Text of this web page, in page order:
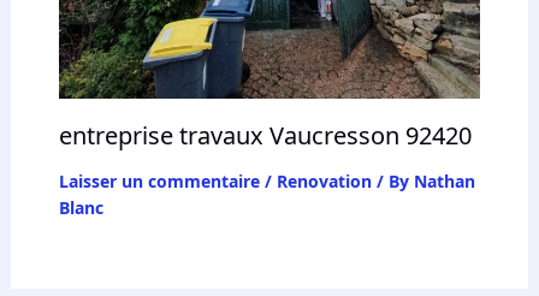
entreprise travaux Vaucresson 92420
Laisser un commentaire / Renovation/ By Nathan
Blanc